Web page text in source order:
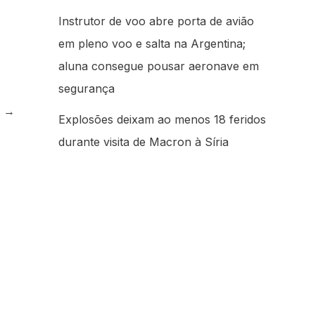
→
Instrutor de voo abre porta de avião
em pleno voo e salta na Argentina;
aluna consegue pousar aeronave em
segurança
Explosões deixam ao menos 18 feridos
durante visita de Macron à Síria